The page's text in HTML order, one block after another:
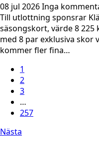
08 jul 2026Inga
Till utlottning sponsrar
säsongskort, värde 8
med 8 par exklusiva skor
kommer fler fina…
1
2
3
…
257
Nästa